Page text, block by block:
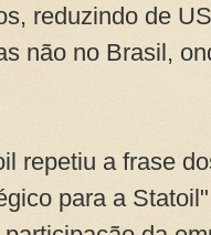
reduzindo de
não no Brasil,
repetiu a frase
para a